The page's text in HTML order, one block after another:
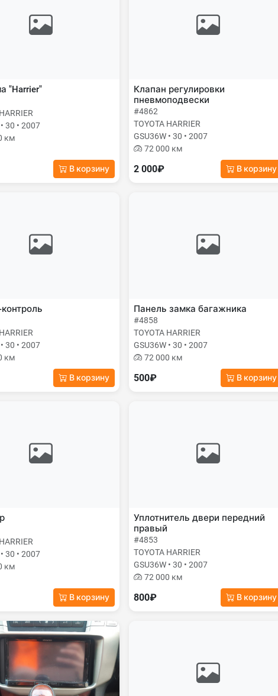
"Harrier"
30 • 2007
км
В корзину
Клапан регулировки
пневмоподвески
#4862
TOYOTA HARRIER
GSU36W • 30 • 2007
72 000 км
2 000₽ В корзину
30 • 2007
км
В корзину
Панель замка багажника
#4858
TOYOTA HARRIER
GSU36W • 30 • 2007
72 000 км
500₽ В корзину
30 • 2007
км
В корзину
Уплотнитель двери передний
правый
#4853
TOYOTA HARRIER
GSU36W • 30 • 2007
72 000 км
800₽ В корзину